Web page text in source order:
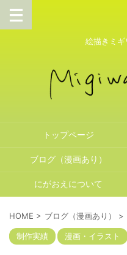
絵描きミ
トップページ
ブログ（漫画あり）
にがおえについて
HOME > ブログ（漫画あり） >
制作実績 漫画・イラスト